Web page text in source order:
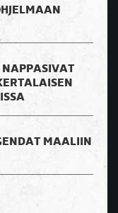
NAPPASIVAT
MAALIIN